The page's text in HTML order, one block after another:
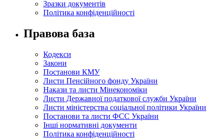
Зразки документів
Політика конфіденційності
Правова база
Кодекси
Закони
Постанови КМУ
Листи Пенсійного фонду України
Накази та листи Мінекономіки
Листи Державної податкової служби України
Листи міністерства соціальної політики України
Постанови та листи ФСС України
Інші нормативні документи
Політика конфіденційності